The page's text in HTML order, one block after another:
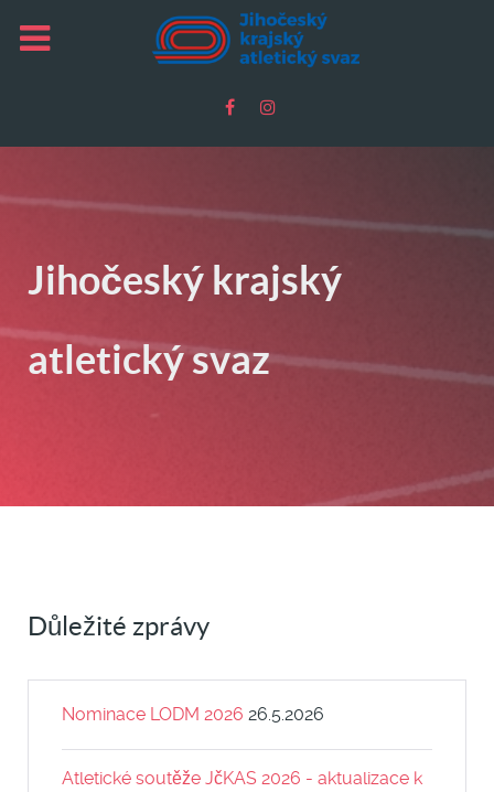
Jihočeský krajský
atletický svaz
Důležité zprávy
Nominace LODM 2026 26.5.2026
Atletické soutěže JčKAS 2026 - aktualizace k